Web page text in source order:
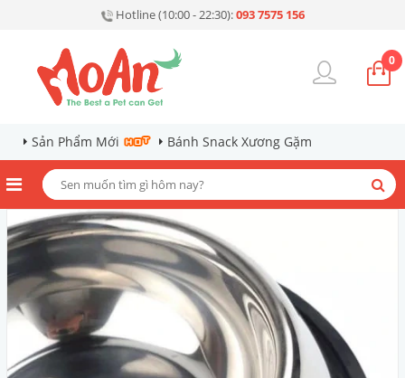
Hotline (10:00 - 22:30):093 7575 156
0
Sản Phẩm Mới Bánh Snack Xương Gặm